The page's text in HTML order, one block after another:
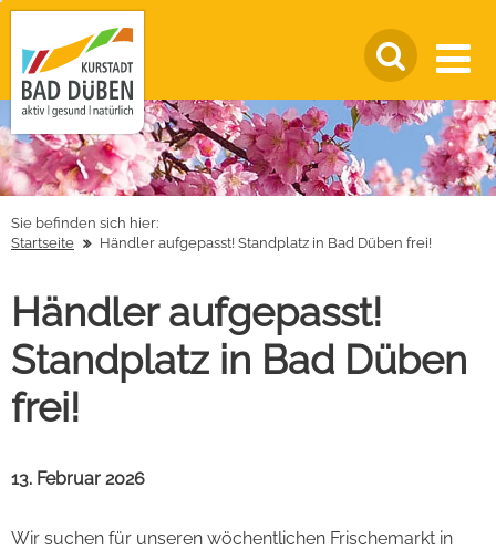
Sie befinden sich hier:
Startseite
Händler aufgepasst! Standplatz in Bad Düben frei!
Händler aufgepasst!
Standplatz in Bad Düben
frei!
13. Februar 2026
Wir suchen für unseren wöchentlichen Frischemarkt in